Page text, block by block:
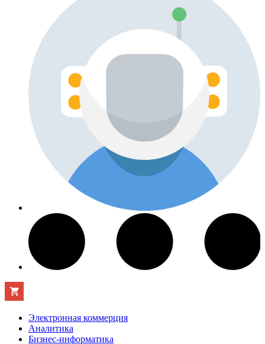
Электронная коммерция
Аналитика
Бизнес-информатика